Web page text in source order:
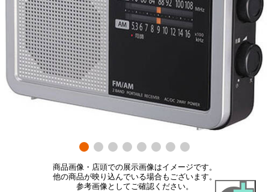
商品画像・店頭での展示画像はイメージです。
他の商品が映り込んでいる場合もございます。
参考画像としてご確認ください。